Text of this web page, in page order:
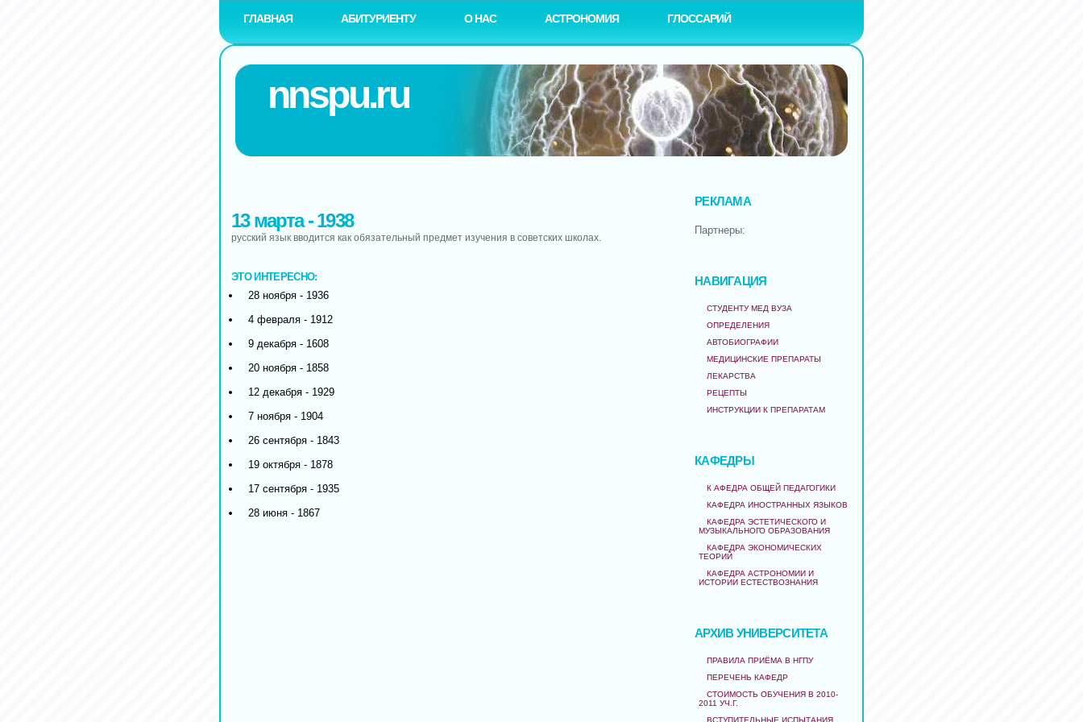
ГЛАВНАЯ АБИТУРИЕНТУ О НАС АСТРОНОМИЯ ГЛОССАРИЙ
nnspu.ru
13 марта - 1938
русский язык вводится как обязательный предмет изучения в советских школах.
ЭТО ИНТЕРЕСНО:
28 ноября - 1936
4 февраля - 1912
9 декабря - 1608
20 ноября - 1858
12 декабря - 1929
7 ноября - 1904
26 сентября - 1843
19 октября - 1878
17 сентября - 1935
28 июня - 1867
РЕКЛАМА
Партнеры:
НАВИГАЦИЯ
СТУДЕНТУ МЕД ВУЗА
ОПРЕДЕЛЕНИЯ
АВТОБИОГРАФИИ
МЕДИЦИНСКИЕ ПРЕПАРАТЫ
ЛЕКАРСТВА
РЕЦЕПТЫ
ИНСТРУКЦИИ К ПРЕПАРАТАМ
КАФЕДРЫ
К АФЕДРА ОБЩЕЙ ПЕДАГОГИКИ
КАФЕДРА ИНОСТРАННЫХ ЯЗЫКОВ
КАФЕДРА ЭСТЕТИЧЕСКОГО И
МУЗЫКАЛЬНОГО ОБРАЗОВАНИЯ
КАФЕДРА ЭКОНОМИЧЕСКИХ
ТЕОРИЙ
КАФЕДРА АСТРОНОМИИ И
ИСТОРИИ ЕСТЕСТВОЗНАНИЯ
АРХИВ УНИВЕРСИТЕТА
ПРАВИЛА ПРИЁМА В НГПУ
ПЕРЕЧЕНЬ КАФЕДР
СТОИМОСТЬ ОБУЧЕНИЯ В 2010-
2011 УЧ.Г.
ВСТУПИТЕЛЬНЫЕ ИСПЫТАНИЯ